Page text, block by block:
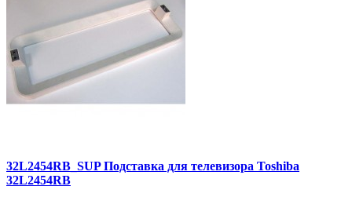
32L2454RB_SUP Подставка для телевизора Toshiba
32L2454RB